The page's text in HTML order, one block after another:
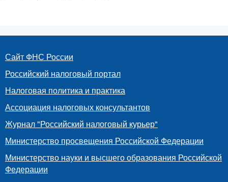
Сайт ФНС России
Российский налоговый портал
Налоговая политика и практика
Ассоциация налоговых консультантов
Журнал "Российский налоговый курьер"
Министерство просвещения Российской Федерации
Министерство науки и высшего образования Российской
Федерации